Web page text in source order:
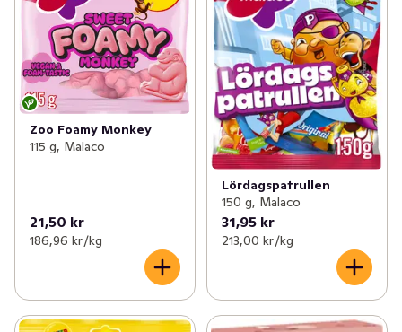
Zoo Foamy Monkey
115 g, Malaco
21,50 kr
186,96 kr /kg
Lördagspatrullen
150 g, Malaco
31,95 kr
213,00 kr /kg